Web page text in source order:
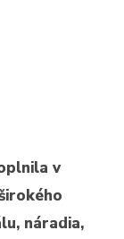
v
náradia,